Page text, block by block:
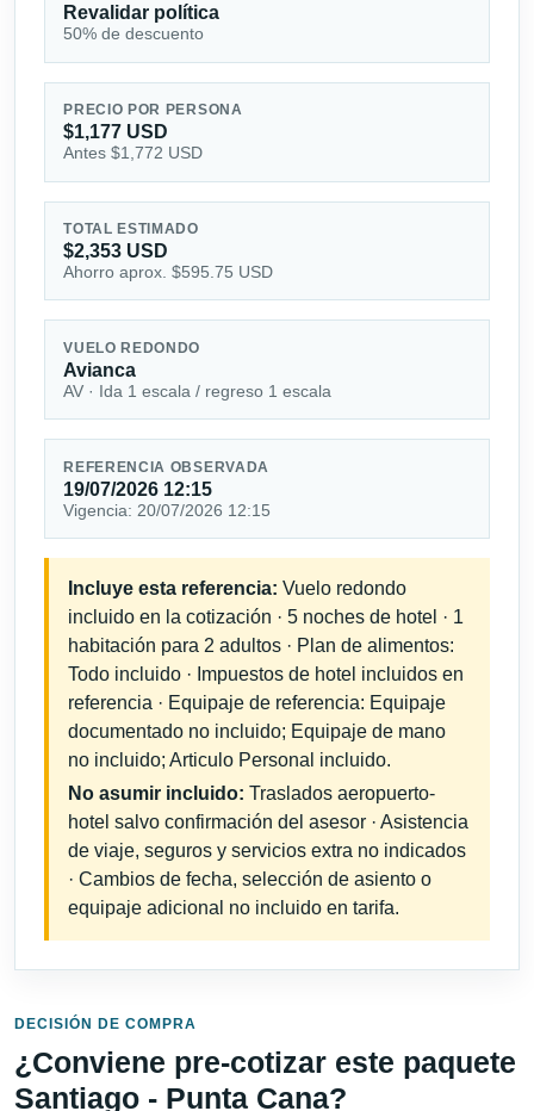
Revalidar política
50% de descuento
PRECIO POR PERSONA
$1,177 USD
Antes $1,772 USD
TOTAL ESTIMADO
$2,353 USD
Ahorro aprox. $595.75 USD
VUELO REDONDO
Avianca
AV · Ida 1 escala / regreso 1 escala
REFERENCIA OBSERVADA
19/07/2026 12:15
Vigencia: 20/07/2026 12:15
Incluye esta referencia: Vuelo redondo
incluido en la cotización · 5 noches de hotel · 1
habitación para 2 adultos · Plan de alimentos:
Todo incluido · Impuestos de hotel incluidos en
referencia · Equipaje de referencia: Equipaje
documentado no incluido; Equipaje de mano
no incluido; Articulo Personal incluido.
No asumir incluido: Traslados aeropuerto-
hotel salvo confirmación del asesor · Asistencia
de viaje, seguros y servicios extra no indicados
· Cambios de fecha, selección de asiento o
equipaje adicional no incluido en tarifa.
DECISIÓN DE COMPRA
¿Conviene pre-cotizar este paquete
Santiago - Punta Cana?